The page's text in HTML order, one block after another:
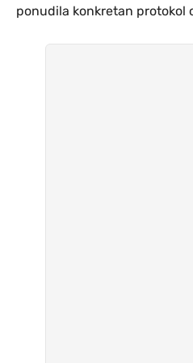
ponudila konkretan protokol